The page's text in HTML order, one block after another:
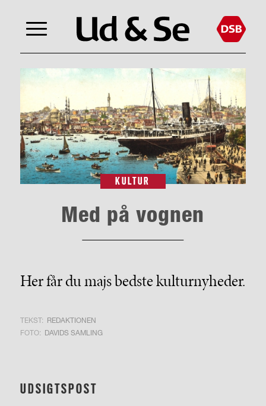
KULTUR
Med på vognen
Her får du majs bedste kulturnyheder.
TEKST: REDAKTIONEN
FOTO: DAVIDS SAMLING
UDSIGTSPOST